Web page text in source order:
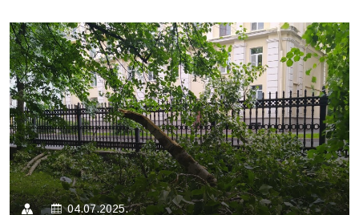
04.07.2025.